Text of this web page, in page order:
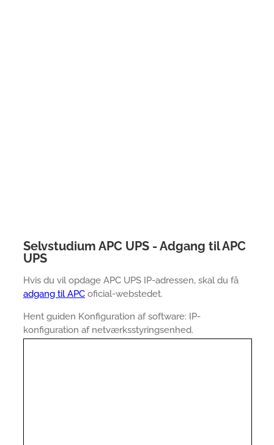
Selvstudium APC UPS - Adgang til APC
UPS
Hvis du vil opdage APC UPS IP-adressen, skal du få
adgang til APC oficial-webstedet.
Hent guiden Konfiguration af software: IP-
konfiguration af netværksstyringsenhed.